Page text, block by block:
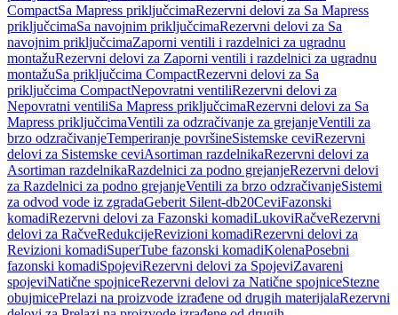
CompactSa Mapress priključcimaRezervni delovi za Sa Mapress
priključcimaSa navojnim priključcimaRezervni delovi za Sa
navojnim priključcimaZaporni ventili i razdelnici za ugradnu
montažuRezervni delovi za Zaporni ventili i razdelnici za ugradnu
montažuSa priključcima CompactRezervni delovi za Sa
priključcima CompactNepovratni ventiliRezervni delovi za
Nepovratni ventiliSa Mapress priključcimaRezervni delovi za Sa
Mapress priključcimaVentili za odzračivanje za grejanjeVentili za
brzo odzračivanjeTemperiranje površineSistemske ceviRezervni
delovi za Sistemske ceviAsortiman razdelnikaRezervni delovi za
Asortiman razdelnikaRazdelnici za podno grejanjeRezervni delovi
za Razdelnici za podno grejanjeVentili za brzo odzračivanjeSistemi
za odvod vode iz zgradaGeberit Silent-db20CeviFazonski
komadiRezervni delovi za Fazonski komadiLukoviRačveRezervni
delovi za RačveRedukcijeRevizioni komadiRezervni delovi za
Revizioni komadiSuperTube fazonski komadiKolenaPosebni
fazonski komadiSpojeviRezervni delovi za SpojeviZavareni
spojeviNatične spojniceRezervni delovi za Natične spojniceStezne
obujmicePrelazi na proizvode izrađene od drugih materijalaRezervni